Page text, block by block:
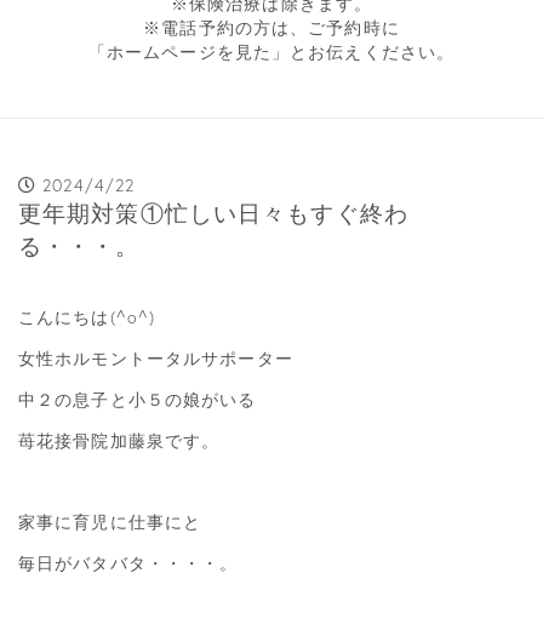
※電話予約の方は、ご予約時に
「ホームページを見た」とお伝えください。
2024/4/22
更年期対策①忙しい日々もすぐ終わ
る・・・。
こんにちは(^o^)
女性ホルモントータルサポーター
中２の息子と小５の娘がいる
苺花接骨院加藤泉です。
家事に育児に仕事にと
毎日がバタバタ・・・・。